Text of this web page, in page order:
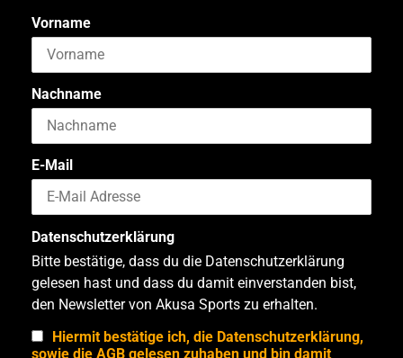
Vorname
Nachname
E-Mail
Datenschutzerklärung
Bitte bestätige, dass du die Datenschutzerklärung
gelesen hast und dass du damit einverstanden bist,
den Newsletter von Akusa Sports zu erhalten.
Hiermit bestätige ich, die Datenschutzerklärung,
sowie die AGB gelesen zuhaben und bin damit